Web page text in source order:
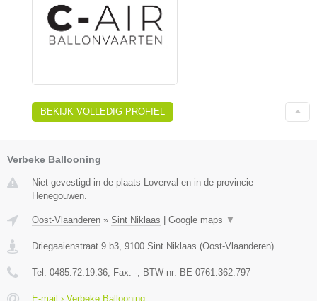
BEKIJK VOLLEDIG PROFIEL
Verbeke Ballooning
Niet gevestigd in de plaats Loverval en in de provincie
Henegouwen.
Oost-Vlaanderen » Sint Niklaas | Google maps ▼
Driegaaienstraat 9 b3 9100 Sint Niklaas (Oost-Vlaanderen)
Tel: 0485.72.19.36 , Fax: - , BTW-nr: BE 0761.362.797
E-mail › Verbeke Ballooning